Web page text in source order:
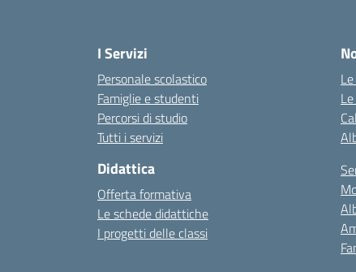
I Servizi
Personale scolastico
Famiglie e studenti
Percorsi di studio
Tutti i servizi
Didattica
Offerta formativa
Le schede didattiche
I progetti delle classi